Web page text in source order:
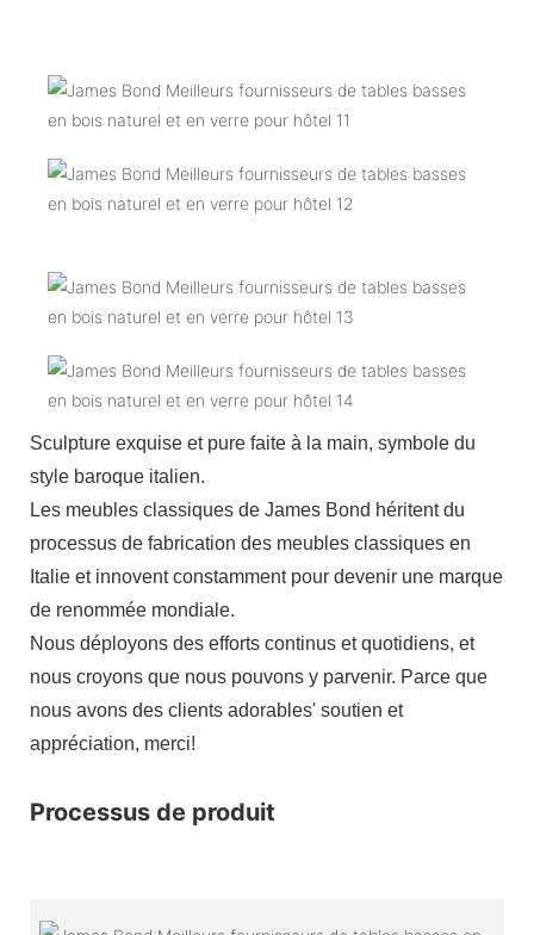
Sculpture exquise et pure faite à la main, symbole du
style baroque italien.
Les meubles classiques de James Bond héritent du
processus de fabrication des meubles classiques en
Italie et innovent constamment pour devenir une marque
de renommée mondiale.
Nous déployons des efforts continus et quotidiens, et
nous croyons que nous pouvons y parvenir. Parce que
nous avons des clients adorables' soutien et
appréciation, merci!
Processus de produit